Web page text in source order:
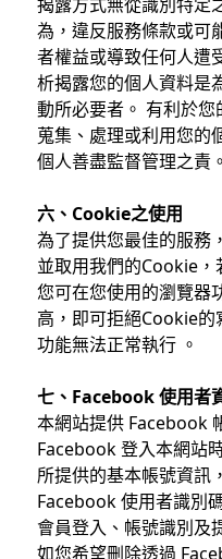
揭露方式無從識別特定
為，違反服務條款或可
者權益或導致任何人遭
析揭露您的個人資料是
動所必要者。 有利於
蒐集、處理或利用您的
個人善盡監督管理之責。
六、Cookie之使用
為了提供您最佳的服務
並取用我們的Cookie，
您可在您使用的瀏覽器
高，即可拒絕Cookie
功能無法正常執行 。
七、Facebook 使用者
本網站提供 Facebook
Facebook 登入本網站
所提供的基本帳號資訊
Facebook 使用者識別
會員登入、帳號識別及
如您希望刪除透過